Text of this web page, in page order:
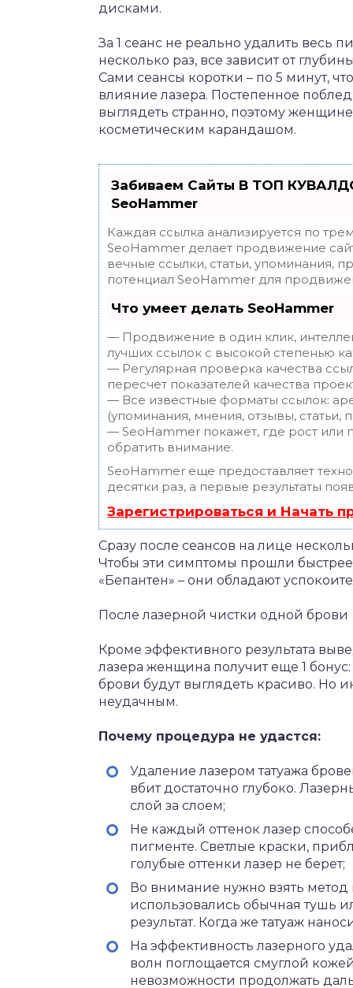
дисками.
За 1 сеанс не реально удалить весь
несколько раз, все зависит от
Сами сеансы коротки – по 5 минут,
влияние лазера. Постепенное
выглядеть странно, поэтому
косметическим карандашом.
Забиваем Сайты В ТОП
SeoHammer
Каждая ссылка анализируется по
SeoHammer делает продвижение
вечные ссылки, статьи, упоминания,
потенциал SeoHammer для
Что умеет делать SeoHammer
— Продвижение в один клик,
лучших ссылок с высокой степенью
— Регулярная проверка качества
пересчет показателей качества
— Все известные форматы ссылок:
(упоминания, мнения, отзывы, статьи,
— SeoHammer покажет, где рост или
обратить внимание.
SeoHammer еще предоставляет
десятки раз, а первые результаты
Зарегистрироваться и Начать
Сразу после сеансов на лице
Чтобы эти симптомы прошли
«Бепантен» – они обладают
После лазерной чистки одной брови
Кроме эффективного результата
лазера женщина получит еще 1
брови будут выглядеть красиво. Но
неудачным.
Почему процедура не удастся:
Удаление лазером татуажа
вбит достаточно глубоко.
слой за слоем;
Не каждый оттенок лазер
пигменте. Светлые краски,
голубые оттенки лазер не берет;
Во внимание нужно взять
использовались обычная тушь
результат. Когда же татуаж
На эффективность лазерного
волн поглощается смуглой
невозможности продолжать